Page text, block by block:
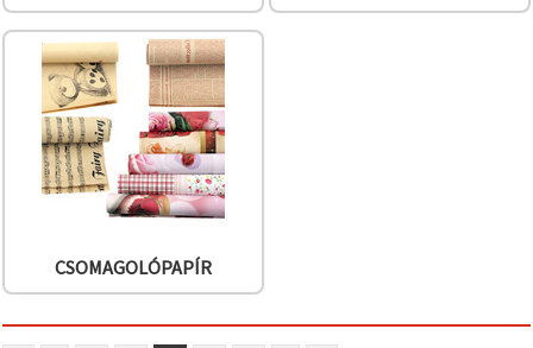
CSOMAGOLÓPAPÍR